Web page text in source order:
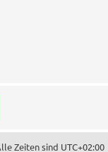
Zeiten sind UTC+02:00